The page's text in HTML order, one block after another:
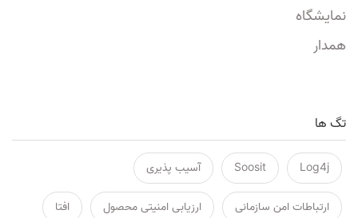
نمایشگاه
همدار
تگ ها
Log4j
Soosit آسیب پذیری
ارتباطات امن سازمانی ارزیابی امنیتی محصول افتا